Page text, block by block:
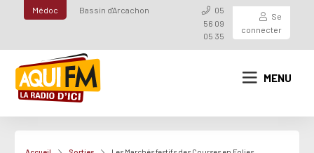
Médoc Bassin d'Arcachon
05
56 09
05 35
Se
connecter
MENU